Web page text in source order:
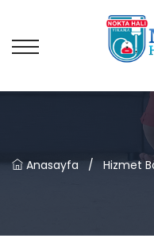
Anasayfa / Hizmet